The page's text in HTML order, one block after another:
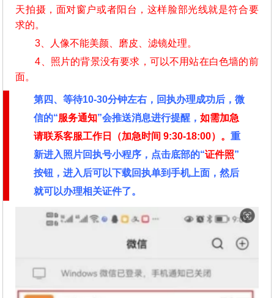
天拍摄，面对窗户或者阳台，这样脸部光线就是符合要
求的。
3、人像不能美颜、磨皮、滤镜处理。
4、照片的背景没有要求，可以不用站在白色墙的前
面。
第四、等待10-30分钟左右，回执办理成功后，微
信的“服务通知”会推送消息进行提醒，如需加急
请联系客服工作日（加急时间 9:30-18:00）。重
新进入照片回执号小程序，点击底部的“证件照”
按钮，进入后可以下载回执单到手机上面，然后
就可以办理相关证件了。